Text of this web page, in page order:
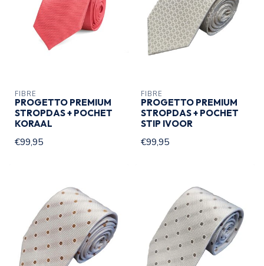
FIBRE
PROGETTO PREMIUM
STROPDAS + POCHET
KORAAL
€99,95
FIBRE
PROGETTO PREMIUM
STROPDAS + POCHET
STIP IVOOR
€99,95